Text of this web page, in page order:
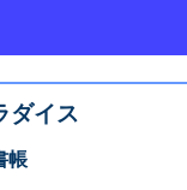
ダイス
帳